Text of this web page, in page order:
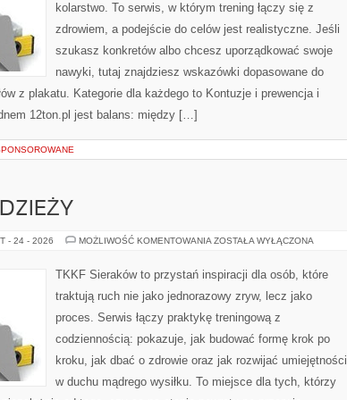
kolarstwo. To serwis, w którym trening łączy się z
zdrowiem, a podejście do celów jest realistyczne. Jeśli
szukasz konkretów albo chcesz uporządkować swoje
nawyki, tutaj znajdziesz wskazówki dopasowane do
z plakatu. Kategorie dla każdego to Kontuzje i prewencja i
12ton.pl jest balans: między […]
- 24 - 2026 MOŻLIWOŚĆ KOMENTOWANIA TRENING
ZOSTAŁA WYŁĄCZONA
TKKF Sieraków to przystań inspiracji dla osób, które
traktują ruch nie jako jednorazowy zryw, lecz jako
proces. Serwis łączy praktykę treningową z
codziennością: pokazuje, jak budować formę krok po
kroku, jak dbać o zdrowie oraz jak rozwijać umiejętności
w duchu mądrego wysiłku. To miejsce dla tych, którzy